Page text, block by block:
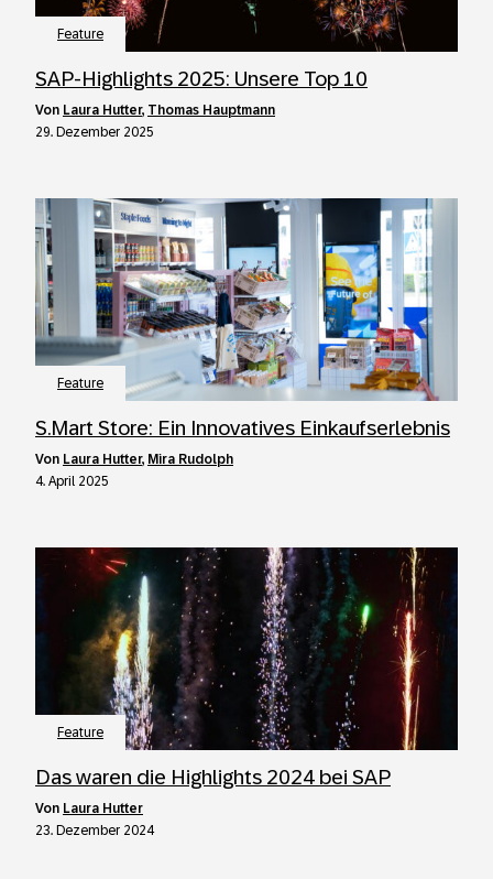
Feature
SAP-Highlights 2025: Unsere Top 10
von Laura Hutter, Thomas Hauptmann
29. Dezember 2025
Feature
S.Mart Store: Ein Innovatives Einkaufserlebnis
von Laura Hutter, Mira Rudolph
4. April 2025
Feature
Das waren die Highlights 2024 bei SAP
von Laura Hutter
23. Dezember 2024